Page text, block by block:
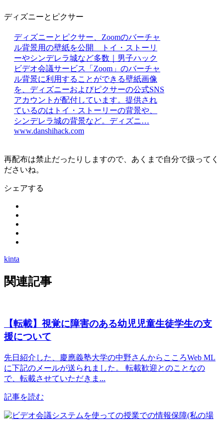
ディズニーとピクサー
ディズニーとピクサー、Zoomのバーチャ
ル背景用の壁紙を公開 トイ・ストーリ
ーやシンデレラ城など多数｜男子ハック
ビデオ会議サービス「Zoom」のバーチャ
ル背景に利用することができる壁紙画像
を、ディズニーおよびピクサーの公式SNS
アカウントが配付しています。提供され
ているのはトイ・ストーリーの背景や、
シンデレラ城の背景など。ディズニ…
www.danshihack.com
再配布は禁止だったりしますので、あくまで自分で扱ってく
ださいね。
シェアする
kinta
関連記事
【転載】視覚に障害のある幼児児童生徒学生の支
援について
先日紹介した、慶應義塾大学の中野さんからこころWeb ML
に下記のメールが送られました。 転載歓迎とのことなの
で、転載させていただきま...
記事を読む